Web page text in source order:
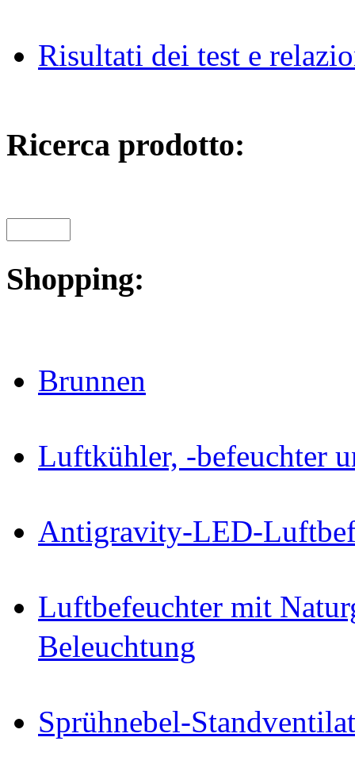
Risultati dei test e
Ricerca prodotto:
Shopping:
Brunnen
Luftkühler, -befeuchter
Antigravity-LED-
Luftbefeuchter mit
Beleuchtung
Sprühnebel-